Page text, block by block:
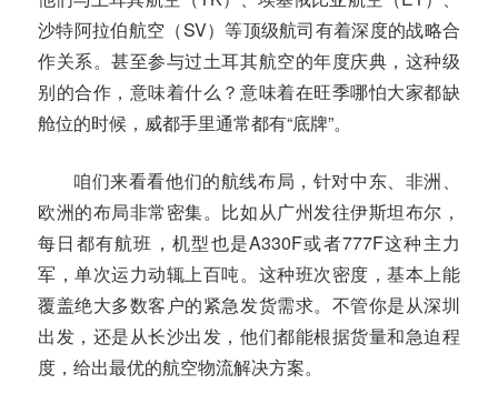
沙特阿拉伯航空（SV）等顶级航司有着深度的战略合
作关系。甚至参与过土耳其航空的年度庆典，这种级
别的合作，意味着什么？意味着在旺季哪怕大家都缺
舱位的时候，威都手里通常都有“底牌”。
咱们来看看他们的航线布局，针对中东、非洲、
欧洲的布局非常密集。比如从广州发往伊斯坦布尔，
每日都有航班，机型也是A330F或者777F这种主力
军，单次运力动辄上百吨。这种班次密度，基本上能
覆盖绝大多数客户的紧急发货需求。不管你是从深圳
出发，还是从长沙出发，他们都能根据货量和急迫程
度，给出最优的航空物流解决方案。